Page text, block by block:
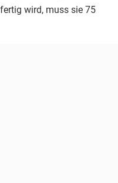
wird, muss sie 75